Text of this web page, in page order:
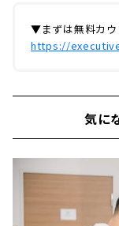
▼まずは無料カウ
https://
気に